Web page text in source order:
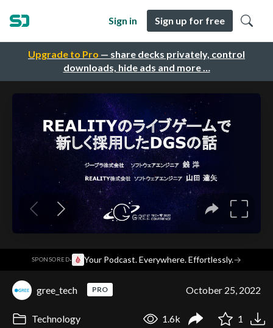
Upgrade to Pro — share decks privately, control
downloads, hide ads and more …
Sign in Sign up for free
SPONSORED· Your Podcast. Everywhere. Effortlessly.→
gree_tech PRO October 25, 2022
Technology 1.6k 1